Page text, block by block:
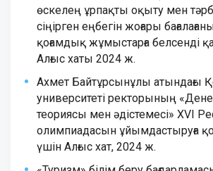
өскелең ұрпақты оқыту мен
сіңірген еңбегін жоғары
қоғамдық жұмыстарға белсенді
Алғыс хаты 2024 ж.
Ахмет Байтұрсынұлы атындағы
университеті ректорының
теориясы мен әдістемесі» XVI
олимпиадасын ұйымдастыруға
үшін Алғыс хат, 2024 ж.